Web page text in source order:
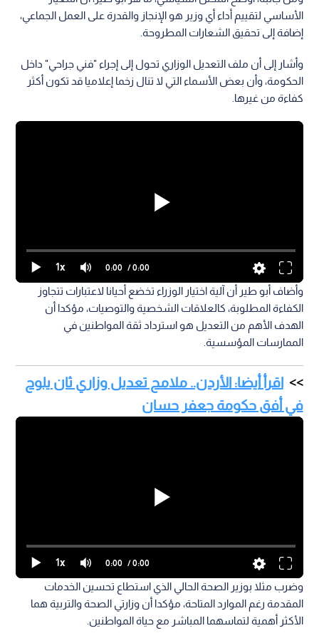
الأساسي لتقييم أداء أي وزير هو الإنجاز والقدرة على العمل الجماعي،
إضافة إلى تحقيق الشعارات المطروحة.
وأشار إلى أن ملف التعديل الوزاري تحول إلى إجراء "فني جراحي" داخل
الحكومة، وأن بعض الأسماء التي لا تنال زخما إعلاميا قد تكون أكثر
كفاءة من غيرها.
1x 0:00 / 0:00
وأضاف أبو طير أن آلية اختيار الوزراء تخضع أحيانا لاعتبارات تتجاوز
الكفاءة المطلوبة، كالعلاقات الشخصية والتوصيات، مؤكدا أن
الهدف الأهم من التعديل هو استرداد ثقة المواطنين في
الممارسات المؤسسية.
اقرأ أيضا: الأردن.. ملامح تعديل وزاري ثان يلوح
في أفق حكومة جعفر حسان
1x 0:00 / 0:00
وضرب مثلا بوزير الصحة الحالي الذي استطاع تحسين الخدمات
المقدمة رغم الموارد المتاحة، مؤكدا أن وزارتي الصحة والتربية هما
الأكثر أهمية لتماسهما المباشر مع حياة المواطنين.